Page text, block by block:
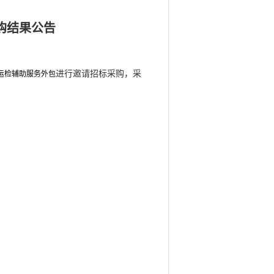
结果公告
检辅助服务外包进行邀请招标采购，采